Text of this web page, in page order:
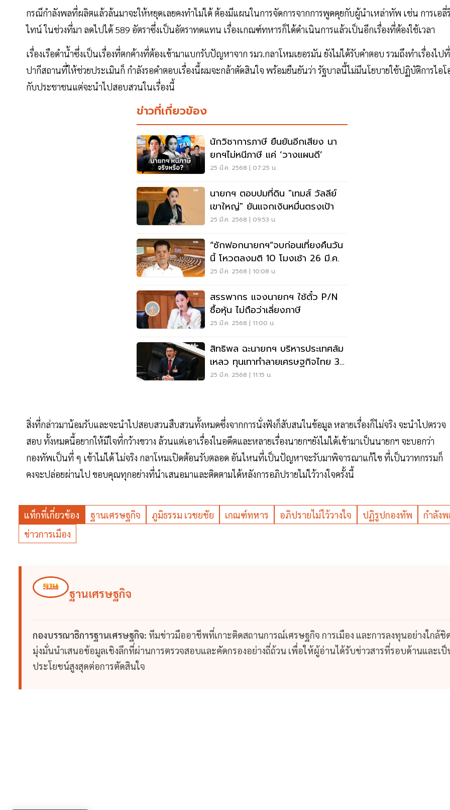
กรณีกำลังพลที่ผลิตแล้วล้นมาจะให้หยุดเลยคงทำไม่ได้ ต้องมีแผนในการจัดการจากการพูดคุยกับผู้นำเหล่าทัพ เช่น การเอลี่
ไทน์ ในช่วงที่มา ลดไปได้ 589 อัตราซึ่งเป็นอัตราทดแทน เรื่องเกณฑ์ทหารก็ได้ดำเนินการแล้วเป็นอีกเรื่องที่ต้องใช้เวลา
เรื่องเรือดำน้ำซึ่งเป็นเรื่องที่ตกค้างที่ต้องเข้ามาแบกรับปัญหาจาก รมว.กลาโหมเยอรมัน ยังไม่ได้รับคำตอบ รวมถึงทำเรื่องไปที่
ปากีสถานที่ให้ช่วยประเมินก็ กำลังรอคำตอบเรื่องนี้ผมจะกล้าตัดสินใจ พร้อมยืนยันว่า รัฐบาลนี้ไม่มีนโยบายใช้ปฏิบัติการไอโ
กับประชาชนแต่จะนำไปสอบสวนในเรื่องนี้
ข่าวที่เกี่ยวข้อง
นักวิชาการภาษี ยืนยันอีกเสียง นา
ยกฯไม่หนีภาษี แค่ ‘วางแผนดี’
25 มี.ค. 2568 | 07:25 น.
นายกฯ ตอบปมที่ดิน "เทมส์ วัลลีย์
เขาใหญ่" ยันแจกเงินหมื่นตรงเป้า
25 มี.ค. 2568 | 09:53 น.
“ซักฟอกนายกฯ”จบก่อนเที่ยงคืนวัน
นี้ โหวตลงมติ 10 โมงเช้า 26 มี.ค.
25 มี.ค. 2568 | 10:08 น.
สรรพากร แจงนายกฯ ใช้ตั๋ว P/N
ซื้อหุ้น ไม่ถือว่าเลี่ยงภาษี
25 มี.ค. 2568 | 11:00 น.
สิทธิพล ฉะนายกฯ บริหารประเทศล้ม
เหลว ทุนเทาทำลายเศรษฐกิจไทย 3
มิติ
25 มี.ค. 2568 | 11:15 น.
สิ่งที่กล่าวมาน้อมรับและจะนำไปสอบสวนสืบสวนทั้งหมดซึ่งจากการนั่งฟังก็สับสนในข้อมูล หลายเรื่องก็ไม่จริง จะนำไปตรวจ
สอบ ทั้งหมดนี้อยากให้มีใจที่กว้างขวาง ล้วนแต่เอาเรื่องในอดีตและหลายเรื่องนายกฯยังไม่ได้เข้ามาเป็นนายกฯ จะบอกว่า
กองทัพเป็นที่ ๆ เข้าไม่ได้ ไม่จริง กลาโหมเปิดต้อนรับตลอด อันไหนที่เป็นปัญหาจะรับมาพิจารณาแก้ไข ที่เป็นวาทกรรมก็
คงจะปล่อยผ่านไป ขอบคุณทุกอย่างที่นำเสนอมาและติดตามได้หลังการอภิปรายไม่ไว้วางใจครั้งนี้
แท็กที่เกี่ยวข้อง ฐานเศรษฐกิจ ภูมิธรรม เวชยชัย เกณฑ์ทหาร อภิปรายไม่ไว้วางใจ ปฏิรูปกองทัพ
กำลัง
ข่าวการเมือง
ฐานเศรษฐกิจ
กองบรรณาธิการฐานเศรษฐกิจ: ทีมข่าวมืออาชีพที่เกาะติดสถานการณ์เศรษฐกิจ การเมือง และการลงทุนอย่างใกล้ชิ
มุ่งมั่นนำเสนอข้อมูลเชิงลึกที่ผ่านการตรวจสอบและคัดกรองอย่างถี่ถ้วน เพื่อให้ผู้อ่านได้รับข่าวสารที่รอบด้านและเป็
ประโยชน์สูงสุดต่อการตัดสินใจ